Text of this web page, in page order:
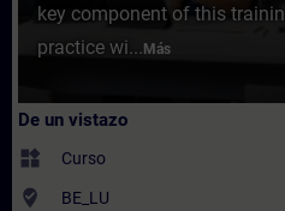
key component of this
practice wi... Más
De un vistazo
widgets Curso
where_to_vote BE_LU